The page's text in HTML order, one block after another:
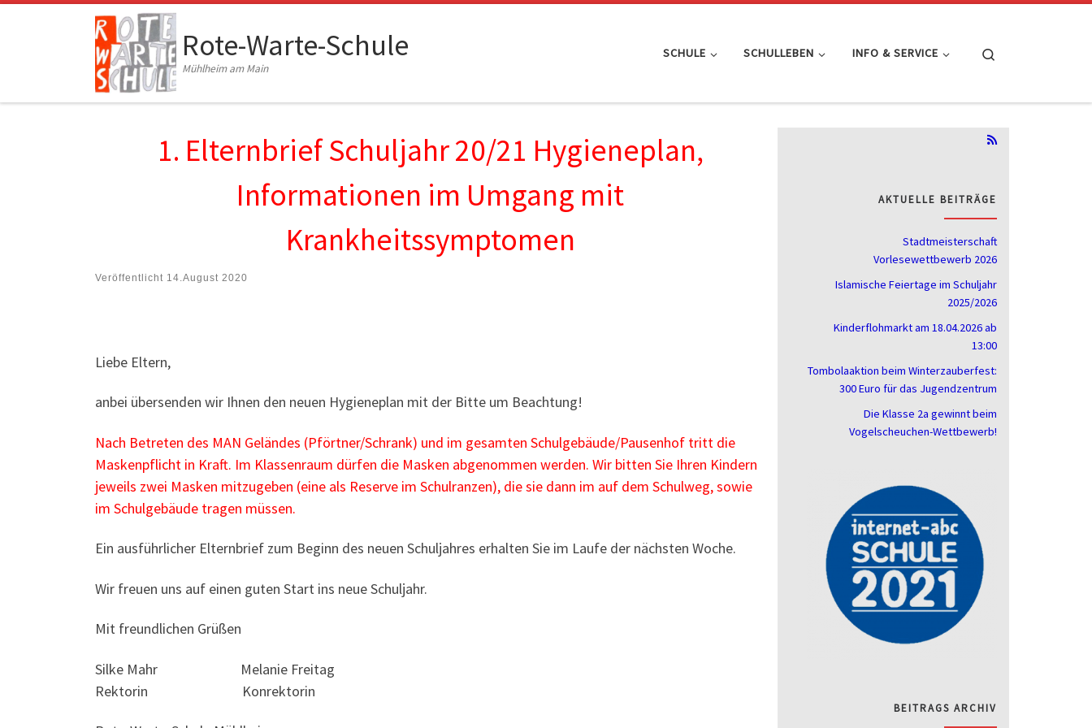
Zum Inhalt springen
Rote-Warte-Schule
Mühlheim am Main
SCHULE SCHULLEBEN INFO & SERVICE
1. Elternbrief Schuljahr 20/21 Hygieneplan,
Informationen im Umgang mit
Krankheitssymptomen
Veröffentlicht 14.August 2020
Liebe Eltern,
anbei übersenden wir Ihnen den neuen Hygieneplan mit der Bitte um Beachtung!
Nach Betreten des MAN Geländes (Pförtner/Schrank) und im gesamten Schulgebäude/Pausenhof tritt die
Maskenpflicht in Kraft. Im Klassenraum dürfen die Masken abgenommen werden. Wir bitten Sie Ihren Kindern
jeweils zwei Masken mitzugeben (eine als Reserve im Schulranzen), die sie dann im auf dem Schulweg, sowie
im Schulgebäude tragen müssen.
Ein ausführlicher Elternbrief zum Beginn des neuen Schuljahres erhalten Sie im Laufe der nächsten Woche.
Wir freuen uns auf einen guten Start ins neue Schuljahr.
Mit freundlichen Grüßen
Silke Mahr Melanie Freitag
Rektorin Konrektorin
AKTUELLE BEITRÄGE
Stadtmeisterschaft
Vorlesewettbewerb 2026
Islamische Feiertage im Schuljahr
2025/2026
Kinderflohmarkt am 18.04.2026 ab
13:00
Tombolaaktion beim Winterzauberfest:
300 Euro für das Jugendzentrum
Die Klasse 2a gewinnt beim
Vogelscheuchen-Wettbewerb!
BEITRAGS ARCHIV